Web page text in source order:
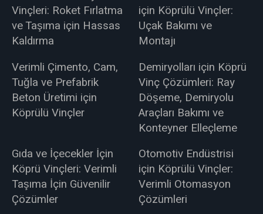
Vinçleri: Roket Fırlatma
ve Taşıma için Hassas
Kaldırma
için Köprülü Vinçler:
Uçak Bakımı ve
Montajı
Verimli Çimento, Cam,
Tuğla ve Prefabrik
Beton Üretimi için
Köprülü Vinçler
Demiryolları için Köprü
Vinç Çözümleri: Ray
Döşeme, Demiryolu
Araçları Bakımı ve
Konteyner Elleçleme
Gıda ve İçecekler İçin
Köprü Vinçleri: Verimli
Taşıma İçin Güvenilir
Çözümler
Otomotiv Endüstrisi
için Köprülü Vinçler:
Verimli Otomasyon
Çözümleri